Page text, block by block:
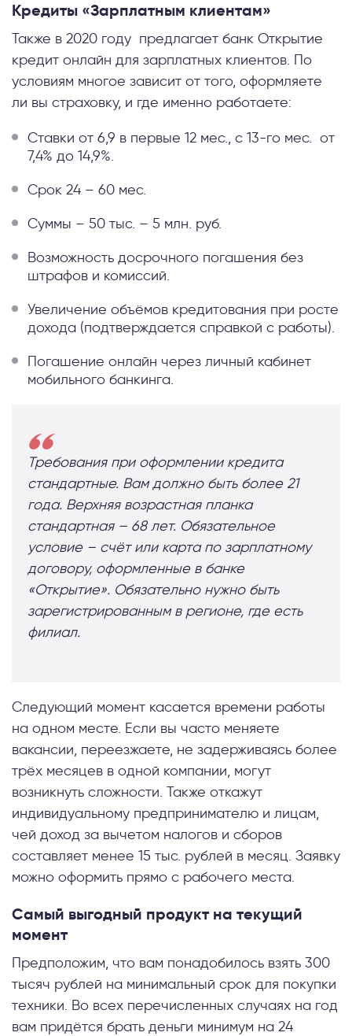
Кредиты «Зарплатным клиентам»
Также в 2020 году предлагает банк Открытие
кредит онлайн для зарплатных клиентов. По
условиям многое зависит от того, оформляете
ли вы страховку, и где именно работаете:
Ставки от 6,9 в первые 12 мес., с 13-го мес. от
7,4% до 14,9%.
Срок 24 – 60 мес.
Суммы – 50 тыс. – 5 млн. руб.
Возможность досрочного погашения без
штрафов и комиссий.
Увеличение объёмов кредитования при росте
дохода (подтверждается справкой с работы).
Погашение онлайн через личный кабинет
мобильного банкинга.
Требования при оформлении кредита
стандартные. Вам должно быть более 21
года. Верхняя возрастная планка
стандартная – 68 лет. Обязательное
условие – счёт или карта по зарплатному
договору, оформленные в банке
«Открытие». Обязательно нужно быть
зарегистрированным в регионе, где есть
филиал.
Следующий момент касается времени работы
на одном месте. Если вы часто меняете
вакансии, переезжаете, не задерживаясь более
трёх месяцев в одной компании, могут
возникнуть сложности. Также откажут
индивидуальному предпринимателю и лицам,
чей доход за вычетом налогов и сборов
составляет менее 15 тыс. рублей в месяц. Заявку
можно оформить прямо с рабочего места.
Самый выгодный продукт на текущий
момент
Предположим, что вам понадобилось взять 300
тысяч рублей на минимальный срок для покупки
техники. Во всех перечисленных случаях на год
вам придётся брать деньги минимум на 24